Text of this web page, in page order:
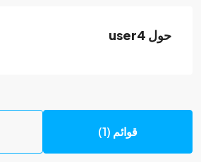
حول user4
قوائم (1)